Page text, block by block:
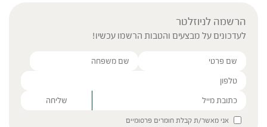
הרשמה לניוזלטר
לעדכונים על מבצעים והטבות הרשמו עכשיו!
Please leave this field empty.
אני מאשר/ת קבלת חומרים פרסומיים